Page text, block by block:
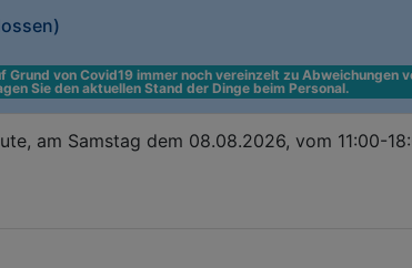
Grund von Covid19 immer noch vereinzelt zu
Sie den aktuellen Stand der Dinge beim Personal.
am Samstag dem 08.08.2026, vom 11:00-